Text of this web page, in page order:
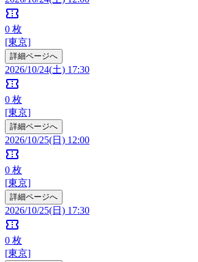
confirmation_number
0 枚
[東京]
詳細ページへ
2026/10/24(土) 17:30
confirmation_number
0 枚
[東京]
詳細ページへ
2026/10/25(日) 12:00
confirmation_number
0 枚
[東京]
詳細ページへ
2026/10/25(日) 17:30
confirmation_number
0 枚
[東京]